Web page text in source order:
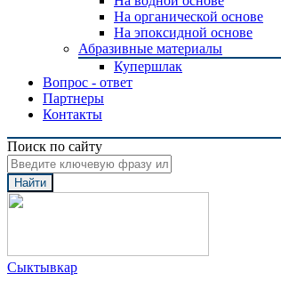
На органической основе
На эпоксидной основе
Абразивные материалы
Купершлак
Вопрос - ответ
Партнеры
Контакты
Поиск по сайту
Найти
Сыктывкар